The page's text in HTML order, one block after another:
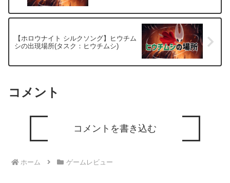
【ホロウナイト シルクソング】ヒウチム
シの出現場所(タスク：ヒウチムシ)
コメント
コメントを書き込む
ホーム ゲームレビュー